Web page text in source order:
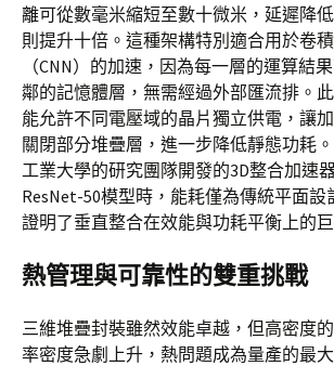
離可從數毫米縮短至數十微米，延遲降
則提升十倍。這種架構特別適合用於卷
（CNN）的加速，因為每一層的運算結
鄰的記憶體層，無需經過外部匯流排。
能允許不同電壓域的晶片獨立供電，讓
關閉部分堆疊層，進一步降低靜態功耗
工業大學的研究團隊開發的3D整合加速
ResNet-50模型時，能耗僅為傳統平面設
證明了垂直整合在效能與功耗平衡上的
熱管理與可靠性的雙重挑戰
三維堆疊封裝雖然效能卓越，但高密度
率密度急劇上升，熱問題成為量產的最